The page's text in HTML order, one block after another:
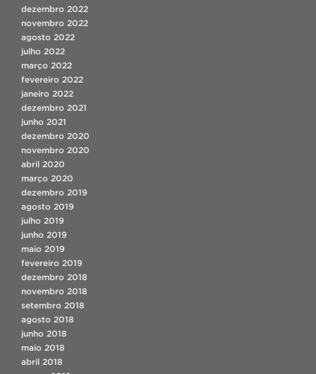
dezembro 2022
novembro 2022
agosto 2022
julho 2022
março 2022
fevereiro 2022
janeiro 2022
dezembro 2021
junho 2021
dezembro 2020
novembro 2020
abril 2020
março 2020
dezembro 2019
agosto 2019
julho 2019
junho 2019
maio 2019
fevereiro 2019
dezembro 2018
novembro 2018
setembro 2018
agosto 2018
junho 2018
maio 2018
abril 2018